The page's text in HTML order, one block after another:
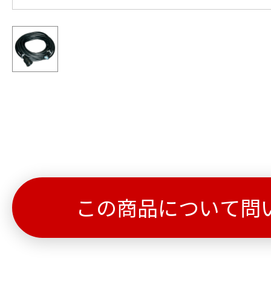
この商品について問